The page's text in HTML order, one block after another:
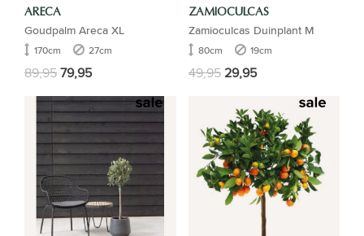
ARECA
Goudpalm Areca XL
170cm 27cm
89,9579,95
ZAMIOCULCAS
Zamioculcas Duinplant M
80cm 19cm
49,9529,95